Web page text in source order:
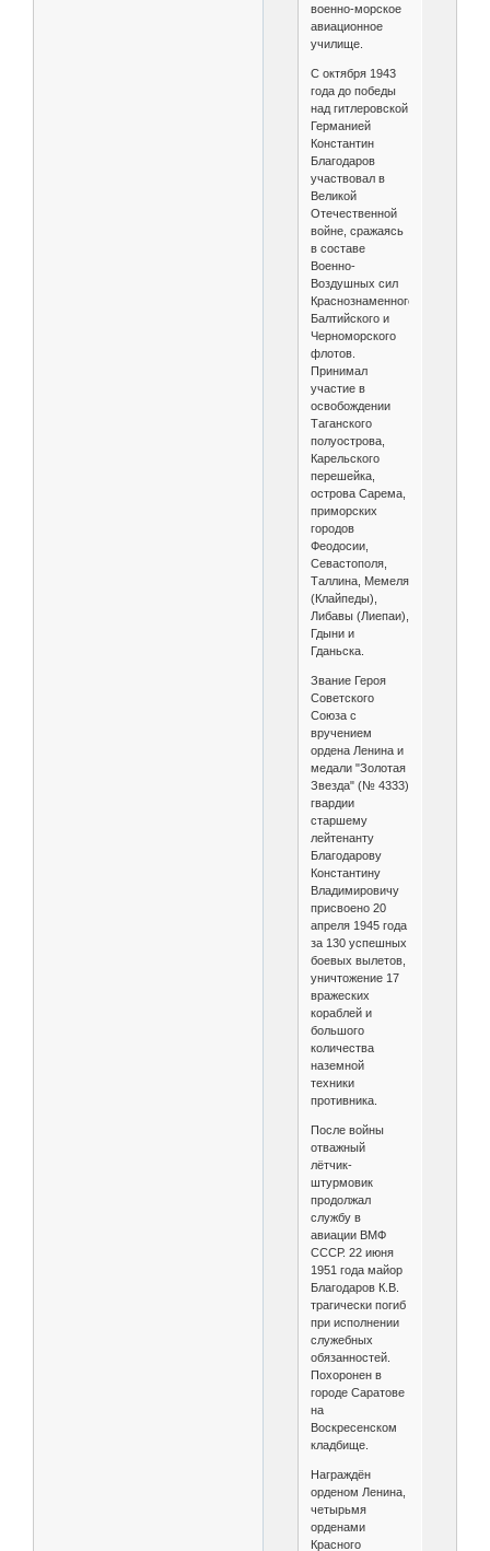
военно-морское
авиационное
училище.
С октября 1943
года до победы
над гитлеровской
Германией
Константин
Благодаров
участвовал в
Великой
Отечественной
войне, сражаясь
в составе
Военно-
Воздушных сил
Краснознаменного
Балтийского и
Черноморского
флотов.
Принимал
участие в
освобождении
Таганского
полуострова,
Карельского
перешейка,
острова Сарема,
приморских
городов
Феодосии,
Севастополя,
Таллина, Мемеля
(Клайпеды),
Либавы (Лиепаи),
Гдыни и
Гданьска.
Звание Героя
Советского
Союза с
вручением
ордена Ленина и
медали "Золотая
Звезда" (№ 4333)
гвардии
старшему
лейтенанту
Благодарову
Константину
Владимировичу
присвоено 20
апреля 1945 года
за 130 успешных
боевых вылетов,
уничтожение 17
вражеских
кораблей и
большого
количества
наземной
техники
противника.
После войны
отважный
лётчик-
штурмовик
продолжал
службу в
авиации ВМФ
СССР. 22 июня
1951 года майор
Благодаров К.В.
трагически погиб
при исполнении
служебных
обязанностей.
Похоронен в
городе Саратове
на
Воскресенском
кладбище.
Награждён
орденом Ленина,
четырьмя
орденами
Красного